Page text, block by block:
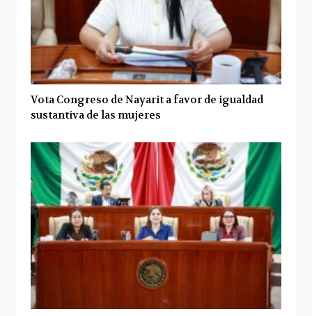
Vota Congreso de Nayarit a favor de igualdad
sustantiva de las mujeres